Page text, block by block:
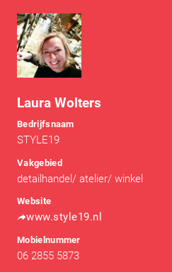
Laura Wolters
Bedrijfsnaam
STYLE19
Vakgebied
detailhandel/ atelier/ winkel
Website
www.style19.nl
Mobielnummer
06 2855 5873